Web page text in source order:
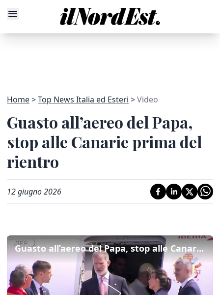
Home Top News Italia ed Esteri Video
Guasto all’aereo del Papa,
stop alle Canarie prima del
rientro
12 giugno 2026
Guasto all’aereo del Papa, stop alle Canarie prima del rientro